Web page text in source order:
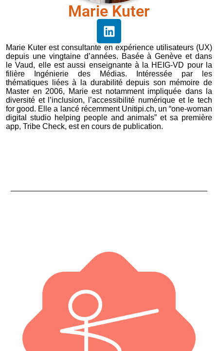
Marie Kuter
Marie Kuter est consultante en expérience utilisateurs (UX)
depuis une vingtaine d’années. Basée à Genève et dans
le Vaud, elle est aussi enseignante à la HEIG-VD pour la
filière Ingénierie des Médias. Intéressée par les
thématiques liées à la durabilité depuis son mémoire de
Master en 2006, Marie est notamment impliquée dans la
diversité et l’inclusion, l’accessibilité numérique et le tech
for good. Elle a lancé récemment Unitipi.ch, un “one-woman
digital studio helping people and animals” et sa première
app, Tribe Check, est en cours de publication.